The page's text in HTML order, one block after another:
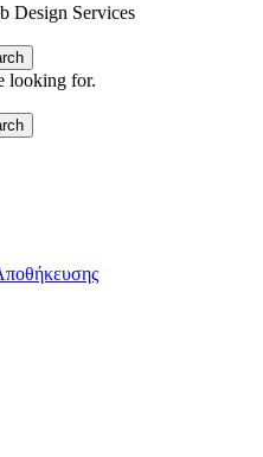
Design Services
looking for.